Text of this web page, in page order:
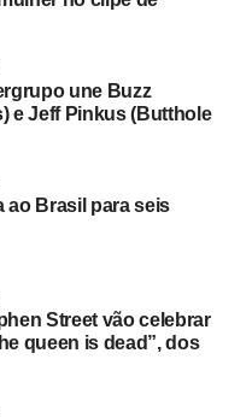
une Buzz
e Jeff Pinkus (Butthole
ao Brasil para seis
Street vão celebrar
queen is dead”, dos